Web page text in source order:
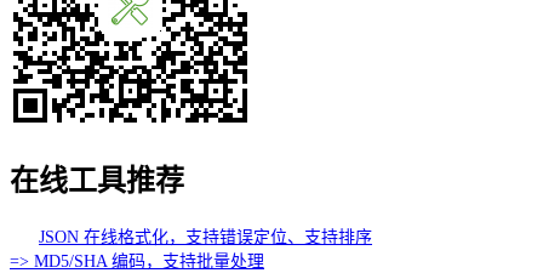
在线工具推荐
JSON 在线格式化，支持错误定位、支持排序
=> MD5/SHA 编码，支持批量处理